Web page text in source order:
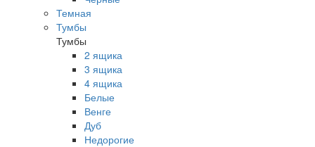
Темная
Тумбы
Тумбы
2 ящика
3 ящика
4 ящика
Белые
Венге
Дуб
Недорогие